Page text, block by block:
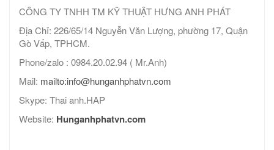
CÔNG TY TNHH TM KỸ THUẬT HƯNG ANH PHÁT
Địa Chỉ: 226/65/14 Nguyễn Văn Lượng, phường 17, Quận
Gò Vấp, TPHCM.
Phone/zalo : 0984.20.02.94 ( Mr.Anh)
Mail: mailto:info@hunganhphatvn.com
Skype: Thai anh.HAP
Website: Hunganhphatvn.com